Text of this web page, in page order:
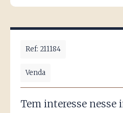
Ref: 211184
Venda
Tem interesse nesse